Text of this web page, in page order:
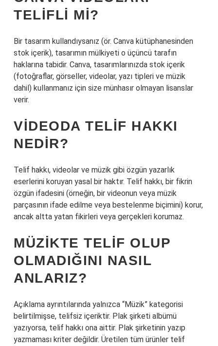
TELIFLI MI?
Bir tasarım kullandıysanız (ör. Canva kütüphanesinden
stok içerik), tasarımın mülkiyeti o üçüncü tarafın
haklarına tabidir. Canva, tasarımlarınızda stok içerik
(fotoğraflar, görseller, videolar, yazı tipleri ve müzik
dahil) kullanmanız için size münhasır olmayan lisanslar
verir.
VIDEODA TELIF HAKKI
NEDIR?
Telif hakkı, videolar ve müzik gibi özgün yazarlık
eserlerini koruyan yasal bir haktır. Telif hakkı, bir fikrin
özgün ifadesini (örneğin, bir videonun veya müzik
parçasının ifade edilme veya bestelenme biçimini) korur,
ancak altta yatan fikirleri veya gerçekleri korumaz.
MÜZIKTE TELIF OLUP
OLMADIĞINI NASIL
ANLARIZ?
Açıklama ayrıntılarında yalnızca “Müzik” kategorisi
belirtilmişse, telifsiz içeriktir. Plak şirketi albümü
yazıyorsa, telif hakkı ona aittir. Plak şirketinin yazıp
yazmaması kriter değildir. Üretilen tüm ürünler telif